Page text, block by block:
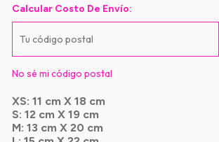
Calcular Costo De Envío:
No sé mi código postal
XS: 11 cm X 18 cm
S: 12 cm X 19 cm
M: 13 cm X 20 cm